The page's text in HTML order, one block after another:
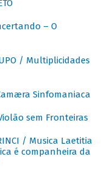
– O
/ Multiplicidades
Sinfomaniaca
sem Fronteiras
/ Musica Laetitia
é companheira da